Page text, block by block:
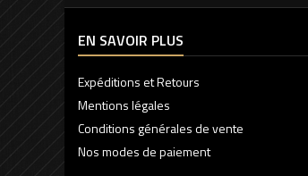
EN SAVOIR PLUS
Expéditions et Retours
Mentions légales
Conditions générales de vente
Nos modes de paiement